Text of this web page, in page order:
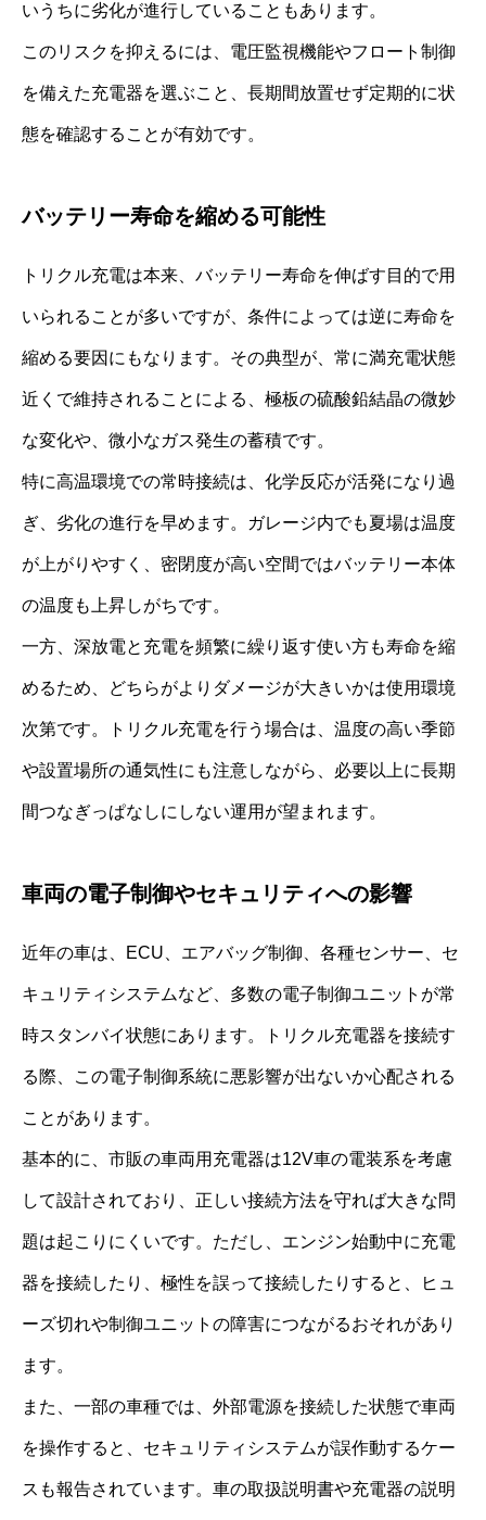
いうちに劣化が進行していることもあります。
このリスクを抑えるには、電圧監視機能やフロート制御
を備えた充電器を選ぶこと、長期間放置せず定期的に状
態を確認することが有効です。
バッテリー寿命を縮める可能性
トリクル充電は本来、バッテリー寿命を伸ばす目的で用
いられることが多いですが、条件によっては逆に寿命を
縮める要因にもなります。その典型が、常に満充電状態
近くで維持されることによる、極板の硫酸鉛結晶の微妙
な変化や、微小なガス発生の蓄積です。
特に高温環境での常時接続は、化学反応が活発になり過
ぎ、劣化の進行を早めます。ガレージ内でも夏場は温度
が上がりやすく、密閉度が高い空間ではバッテリー本体
の温度も上昇しがちです。
一方、深放電と充電を頻繁に繰り返す使い方も寿命を縮
めるため、どちらがよりダメージが大きいかは使用環境
次第です。トリクル充電を行う場合は、温度の高い季節
や設置場所の通気性にも注意しながら、必要以上に長期
間つなぎっぱなしにしない運用が望まれます。
車両の電子制御やセキュリティへの影響
近年の車は、ECU、エアバッグ制御、各種センサー、セ
キュリティシステムなど、多数の電子制御ユニットが常
時スタンバイ状態にあります。トリクル充電器を接続す
る際、この電子制御系統に悪影響が出ないか心配される
ことがあります。
基本的に、市販の車両用充電器は12V車の電装系を考慮
して設計されており、正しい接続方法を守れば大きな問
題は起こりにくいです。ただし、エンジン始動中に充電
器を接続したり、極性を誤って接続したりすると、ヒュ
ーズ切れや制御ユニットの障害につながるおそれがあり
ます。
また、一部の車種では、外部電源を接続した状態で車両
を操作すると、セキュリティシステムが誤作動するケー
スも報告されています。車の取扱説明書や充電器の説明